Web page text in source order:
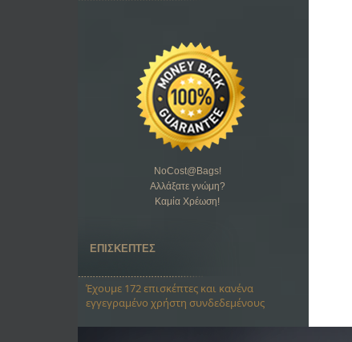
NoCost@Bags!
Αλλάξατε γνώμη?
Καμία Χρέωση!
ΕΠΙΣΚΕΠΤΕΣ
Έχουμε 172 επισκέπτες και κανένα
εγγεγραμένο χρήστη συνδεδεμένους